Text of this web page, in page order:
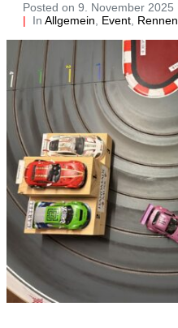
Posted on 9. November 2025
In Allgemein Event Rennen